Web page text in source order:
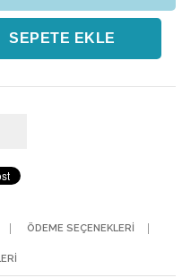
ÖDEME SEÇENEKLERI